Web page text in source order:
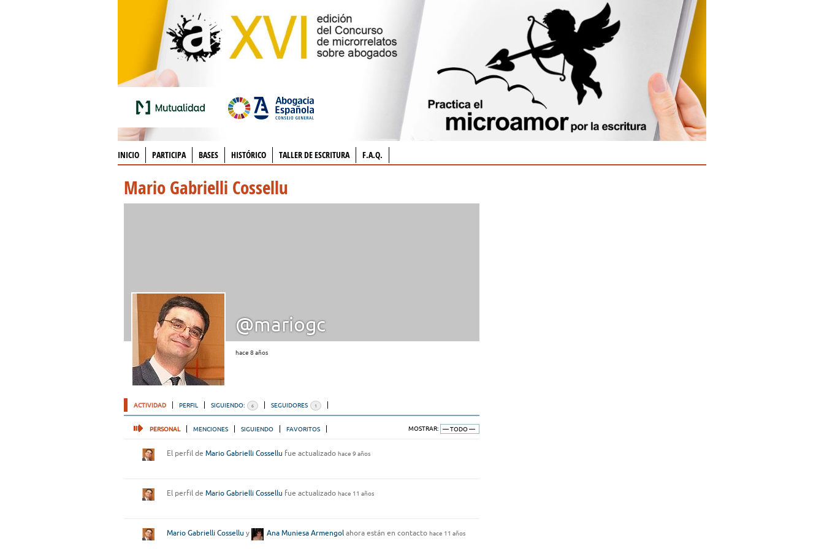
INICIO PARTICIPA BASES HISTÓRICO TALLER DE ESCRITURA F.A.Q.
Mario Gabrielli Cossellu
@mariogc
hace 8 años
ACTIVIDAD PERFIL SIGUIENDO: 6 SEGUIDORES 1
PERSONAL MENCIONES SIGUIENDO FAVORITOS MOSTRAR:
El perfil de Mario Gabrielli Cossellu fue actualizado hace 9 años
El perfil de Mario Gabrielli Cossellu fue actualizado hace 11 años
Mario Gabrielli Cossellu y Ana Muniesa Armengol ahora están en contacto hace 11 años